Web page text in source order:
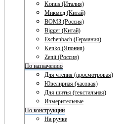
Konus (Италия)
Микмед (Китай)
ВОМЗ (Россия)
Bigger (Китай)
Eschenbach (Германия)
Kenko (Япония)
Zenit (Россия)
По назначению
Для чтения (просмотровая)
Ювелирная (часовая)
Для шитья (текстильная)
Измерительные
По конструкции
На ручке